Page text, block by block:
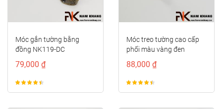
Móc gắn tường bằng
đồng NK119-DC
79,000 ₫
Móc treo tường cao cấp
phối màu vàng đen
88,000 ₫